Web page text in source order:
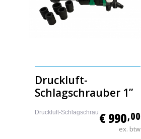
Druckluft-
Schlagschrauber 1”
Druckluft-Schlagschrauber 1”€ 990,00
ex. btw